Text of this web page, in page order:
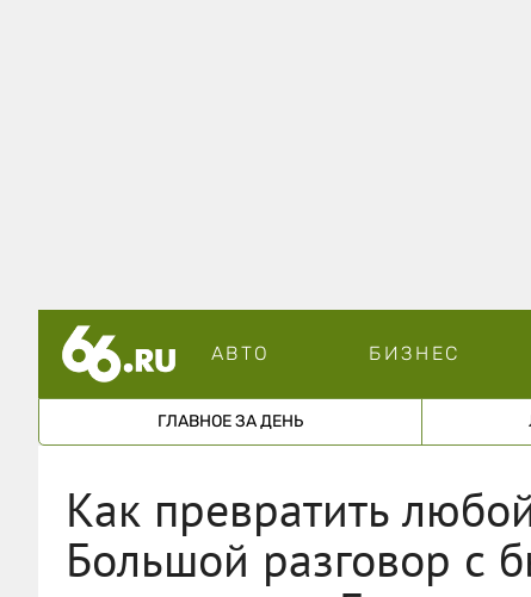
АВТО БИЗНЕС
ГЛАВНОЕ ЗА ДЕНЬ
Как превратить
Большой разговор с